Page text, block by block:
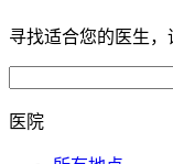
寻找适合您的医生，
医院